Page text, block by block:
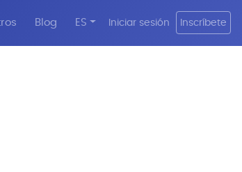
Blog ES Iniciar sesión Inscríbete